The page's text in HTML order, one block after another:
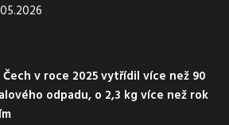
Čech v roce 2025 vytřídil více než 90
odpadu, o 2,3 kg více než rok